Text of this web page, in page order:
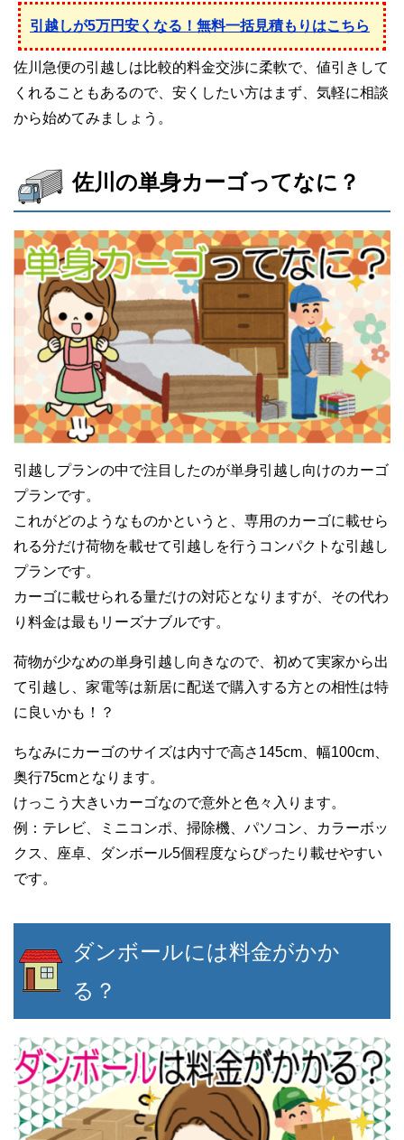
引越しが5万円安くなる！無料一括見積もりはこちら
佐川急便の引越しは比較的料金交渉に柔軟で、値引きして
くれることもあるので、安くしたい方はまず、気軽に相談
から始めてみましょう。
佐川の単身カーゴってなに？
引越しプランの中で注目したのが単身引越し向けのカーゴ
プランです。
これがどのようなものかというと、専用のカーゴに載せら
れる分だけ荷物を載せて引越しを行うコンパクトな引越し
プランです。
カーゴに載せられる量だけの対応となりますが、その代わ
り料金は最もリーズナブルです。
荷物が少なめの単身引越し向きなので、初めて実家から出
て引越し、家電等は新居に配送で購入する方との相性は特
に良いかも！？
ちなみにカーゴのサイズは内寸で高さ145cm、幅100cm、
奥行75cmとなります。
けっこう大きいカーゴなので意外と色々入ります。
例：テレビ、ミニコンポ、掃除機、パソコン、カラーボッ
クス、座卓、ダンボール5個程度ならぴったり載せやすい
です。
ダンボールには料金がかか
る？